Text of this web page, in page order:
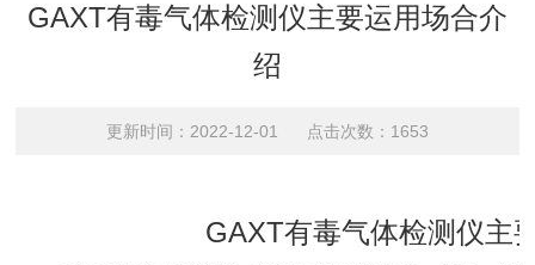
GAXT有毒气体检测仪主要运用场合介
绍
更新时间：2022-12-01 点击次数：1653
GAXT有毒气体检测仪主